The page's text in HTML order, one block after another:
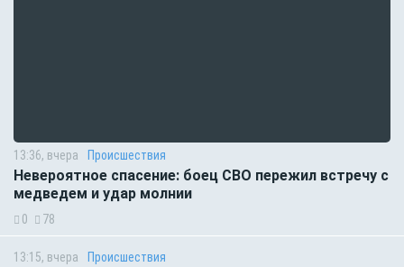
13:36, вчера Происшествия
Невероятное спасение: боец СВО пережил встречу с
медведем и удар молнии
0 78
13:15, вчера Происшествия